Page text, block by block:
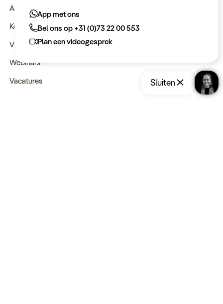
Sluiten
App met ons
Bel ons op +31 (0)73 22 00 553
Plan een videogesprek
Actueel
Keurmerken
Verantwoord op reis
Webinars
Vacatures